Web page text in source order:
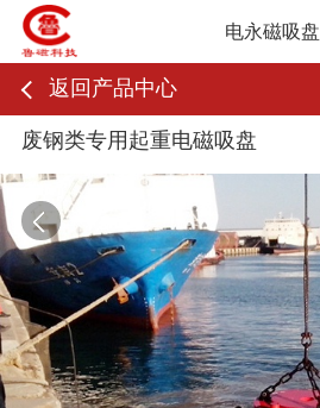
电永磁吸盘
返回产品中心
废钢类专用起重电磁吸盘